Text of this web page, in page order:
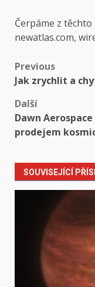
Čerpáme z
newatlas.com,
Post
navigation
Previous
Jak zrychlit a
Další
Dawn
prodejem
SOUVISEJÍCÍ